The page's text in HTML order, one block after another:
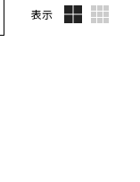
表示